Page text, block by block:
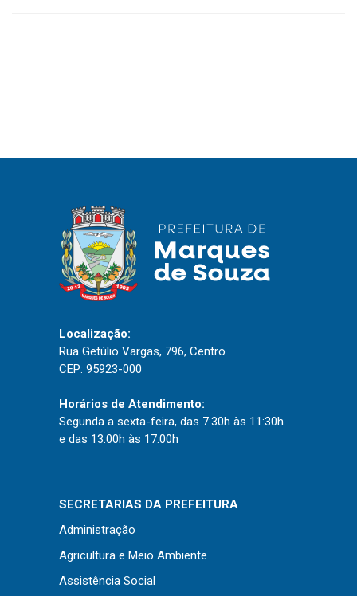
Portal do Servidor
Publicações
Diário Oficial (Novo)
Diário Oficial (Até 30/04)
Processo Seletivo
Seletivo Simplificado
Licitações
Dispensas e Inexigibilidades
Chamamentos Públicos
Leis, Decretos e Portarias
Localização:
Rua Getúlio Vargas, 796, Centro
CEP: 95923-000
Horários de Atendimento:
Segunda a sexta-feira, das 7:30h às 11:30h
e das 13:00h às 17:00h
SECRETARIAS DA PREFEITURA
Administração
Agricultura e Meio Ambiente
Assistência Social